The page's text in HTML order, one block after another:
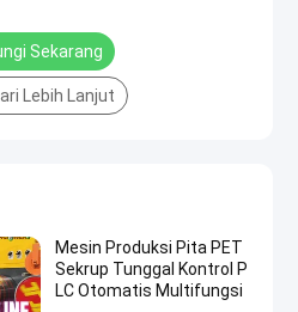
Sekarang
Lebih Lanjut
Mesin Produksi Pita PET
Sekrup Tunggal Kontrol P
LC Otomatis Multifungsi